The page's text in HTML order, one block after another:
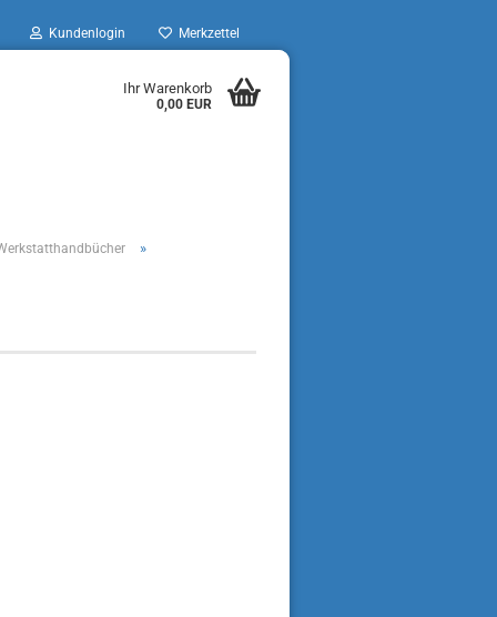
Kundenlogin Merkzettel
Ihr Warenkorb
0,00 EUR
»